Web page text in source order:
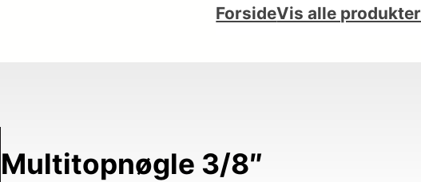
ForsideVis alle produkter
Multitopnøgle 3/8″